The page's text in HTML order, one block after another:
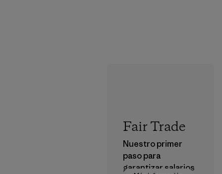
Fair Trade
Nuestro primer
paso para
garantizar salarios